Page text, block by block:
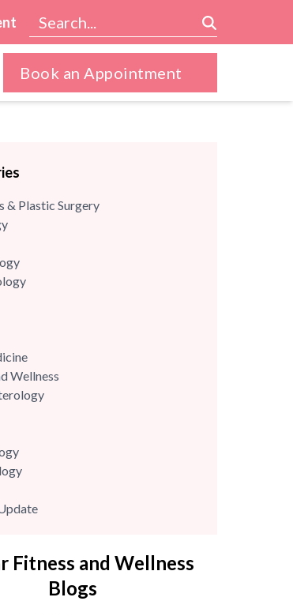
Book an Appointment
& Plastic Surgery
Wellness
and Bariatric Surgery
& Paediatrics
Fitness and Wellness
Blogs